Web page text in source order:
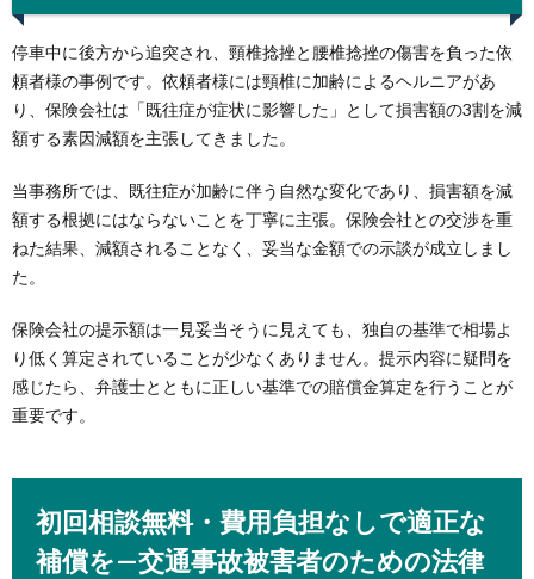
停車中に後方から追突され、頸椎捻挫と腰椎捻挫の傷害を負った依
頼者様の事例です。依頼者様には頸椎に加齢によるヘルニアがあ
り、保険会社は「既往症が症状に影響した」として損害額の3割を減
額する素因減額を主張してきました。
当事務所では、既往症が加齢に伴う自然な変化であり、損害額を減
額する根拠にはならないことを丁寧に主張。保険会社との交渉を重
ねた結果、減額されることなく、妥当な金額での示談が成立しまし
た。
保険会社の提示額は一見妥当そうに見えても、独自の基準で相場よ
り低く算定されていることが少なくありません。提示内容に疑問を
感じたら、弁護士とともに正しい基準での賠償金算定を行うことが
重要です。
初回相談無料・費用負担なしで適正な
補償を—交通事故被害者のための法律